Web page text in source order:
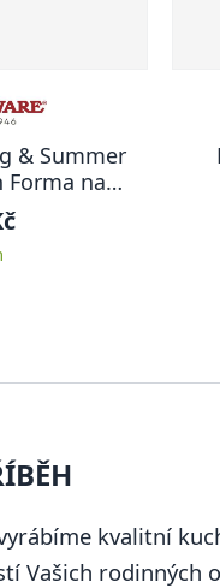
& Summer
Forma na
LILIE
kvalitní
Vašich rodinných